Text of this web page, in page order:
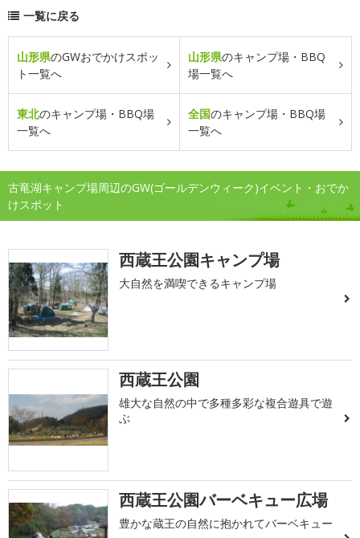
一覧に戻る
山形県のGWおでかけスポッ
ト一覧へ
山形県のキャンプ場・BBQ
場一覧へ
東北のキャンプ場・BBQ場
一覧へ
全国のキャンプ場・BBQ場
一覧へ
古竜湖キャンプ場周辺のGW(ゴールデンウィーク)イベント・おでか
けスポット
西蔵王公園キャンプ場
大自然を満喫できるキャンプ場
西蔵王公園
雄大な自然の中で多種多彩な複合遊具で遊
ぶ
西蔵王公園バーベキュー広場
豊かな蔵王の自然に抱かれてバーベキュー